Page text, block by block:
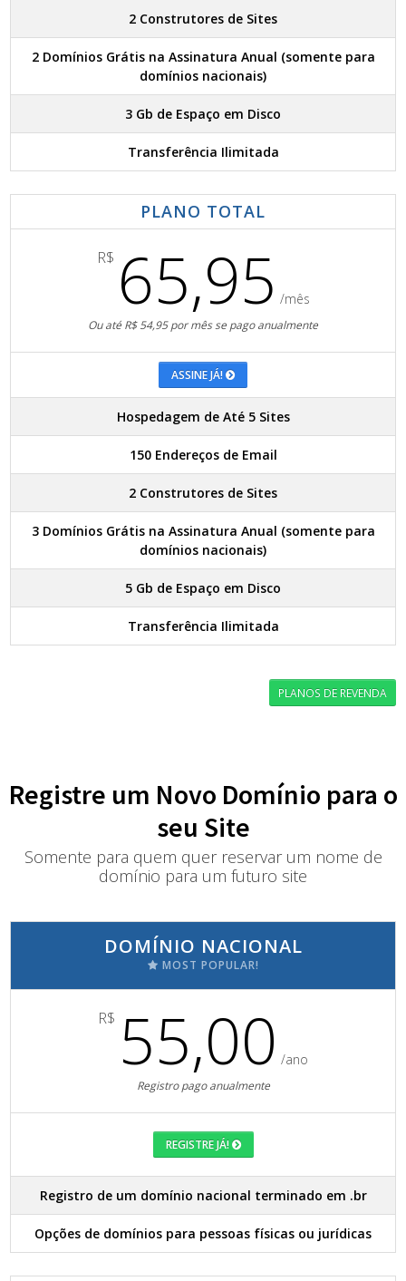
2 Construtores de Sites
2 Domínios Grátis na Assinatura Anual (somente para
domínios nacionais)
3 Gb de Espaço em Disco
Transferência Ilimitada
PLANO TOTAL
R$ 65,95 /mês
Ou até R$ 54,95 por mês se pago anualmente
ASSINE JÁ!
Hospedagem de Até 5 Sites
150 Endereços de Email
2 Construtores de Sites
3 Domínios Grátis na Assinatura Anual (somente para
domínios nacionais)
5 Gb de Espaço em Disco
Transferência Ilimitada
PLANOS DE REVENDA
Registre um Novo Domínio para o
seu Site
Somente para quem quer reservar um nome de
domínio para um futuro site
DOMÍNIO NACIONAL
MOST POPULAR!
R$ 55,00 /ano
Registro pago anualmente
REGISTRE JÁ!
Registro de um domínio nacional terminado em .br
Opções de domínios para pessoas físicas ou jurídicas